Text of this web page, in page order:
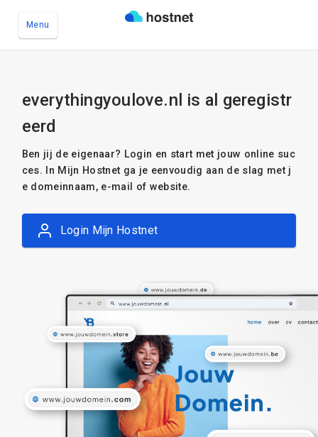
Menu
everythingyoulove.nl is al geregistr
eerd
Ben jij de eigenaar? Login en start met jouw online suc
ces. In Mijn Hostnet ga je eenvoudig aan de slag met j
e domeinnaam, e-mail of website.
Login Mijn Hostnet